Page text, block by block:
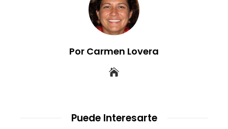
Por Carmen Lovera
Puede Interesarte